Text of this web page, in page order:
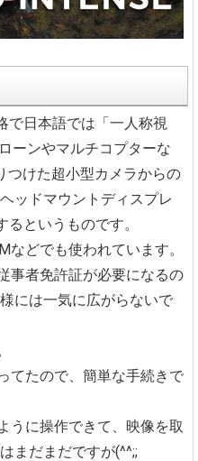
で日本語では「一人称視
ーンやマルチコプターな
つけた超小型カメラからの
ッドマウントディスプレ
というものです。
などでも使われています。
事者免許証が必要になるの
には一気に広がらないで
てたので、簡単な手続きで
うに操作できて、映像を取
まだまだですが(^^;;